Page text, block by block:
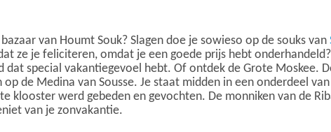
van Houmt Souk? Slagen doe je sowieso op de souks van
ze je feliciteren, omdat je een goede prijs hebt
dat special vakantiegevoel hebt. Of ontdek de Grote Moskee.
de Medina van Sousse. Je staat midden in een onderdeel
klooster werd gebeden en gevochten. De monniken van de
van je zonvakantie.